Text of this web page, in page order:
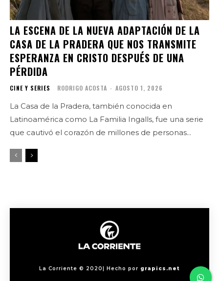
LA ESCENA DE LA NUEVA ADAPTACIÓN DE LA
CASA DE LA PRADERA QUE NOS TRANSMITE
ESPERANZA EN CRISTO DESPUÉS DE UNA
PÉRDIDA
CINE Y SERIES RODRIGO ACOSTA - AGOSTO 1, 2026
La Casa de la Pradera, también conocida en
Latinoamérica como La Familia Ingalls, fue una serie
que cautivó el corazón de millones de personas...
La Corriente © 2020| Hecho por grapics.net